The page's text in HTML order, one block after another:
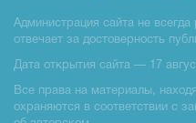
Администрация сайта не
отвечает за достоверность
Дата открытия сайта — 17
Все права на материалы,
охраняются в соответствии с